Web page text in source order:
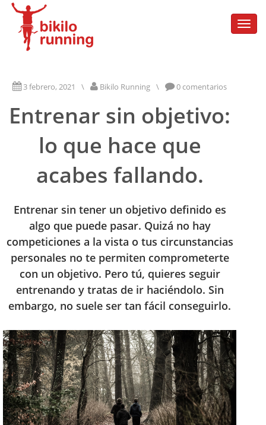
3 febrero, 2021 \ Bikilo Running \ 0 comentarios
Entrenar sin objetivo:
lo que hace que
acabes fallando.
Entrenar sin tener un objetivo definido es
algo que puede pasar. Quizá no hay
competiciones a la vista o tus circunstancias
personales no te permiten comprometerte
con un objetivo. Pero tú, quieres seguir
entrenando y tratas de ir haciéndolo. Sin
embargo, no suele ser tan fácil conseguirlo.